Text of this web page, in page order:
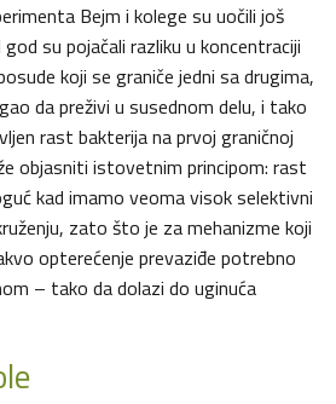
Bejm i kolege su uočili još
su pojačali razliku u koncentraciji
koji se graniče jedni sa drugima,
da preživi u susednom delu, i tako
rast bakterija na prvoj graničnoj
objasniti istovetnim principom: rast
kad imamo veoma visok selektivni
zato što je za mehanizme koji
opterećenje prevaziđe potrebno
– tako da dolazi do uginuća